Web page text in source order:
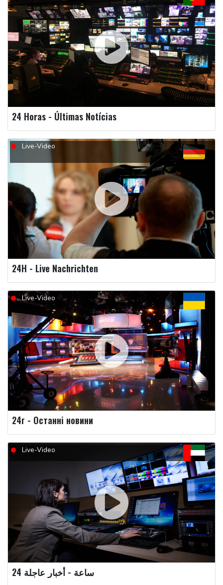
24 Horas - Últimas Notícias
Live-Video
24H - Live Nachrichten
Live-Video
24г - Останні новини
Live-Video
24 ساعة - أخبار عاجلة